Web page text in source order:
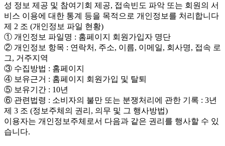
성 정보 제공 및 참여기회 제공, 접속빈도 파악 또는 회원의 서
비스 이용에 대한 통계 등을 목적으로 개인정보를 처리합니다
제 2 조 (개인정보 파일 현황)
① 개인정보 파일명 : 홈페이지 회원가입자 명단
② 개인정보 항목 : 연락처, 주소, 이름, 이메일, 회사명, 접속 로
그, 거주지역
③ 수집방법 : 홈페이지
④ 보유근거 : 홈페이지 회원가입 및 탈퇴
⑤ 보유기간 : 10년
⑥ 관련법령 : 소비자의 불만 또는 분쟁처리에 관한 기록 : 3년
제 3 조 (정보주체의 권리, 의무 및 그 행사방법)
이용자는 개인정보주체로서 다음과 같은 권리를 행사할 수 있
습니다.